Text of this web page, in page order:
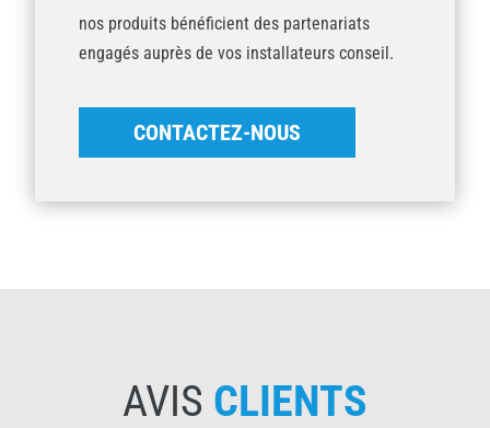
nos produits bénéficient des partenariats
engagés auprès de vos installateurs conseil.
CONTACTEZ-NOUS
AVIS CLIENTS